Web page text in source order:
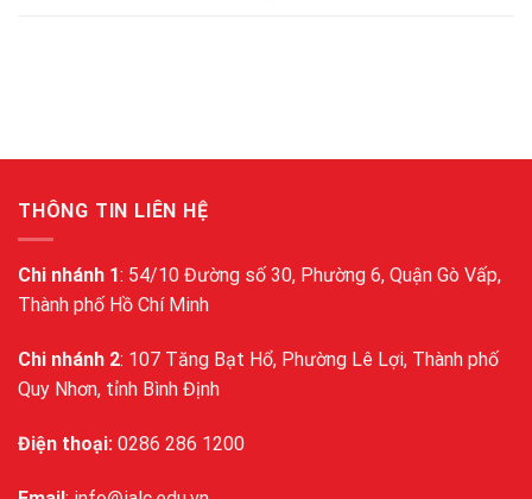
THÔNG TIN LIÊN HỆ
Chi nhánh 1: 54/10 Đường số 30, Phường 6, Quận Gò Vấp,
Thành phố Hồ Chí Minh
Chi nhánh 2: 107 Tăng Bạt Hổ, Phường Lê Lợi, Thành phố
Quy Nhơn, tỉnh Bình Định
Điện thoại: 0286 286 1200